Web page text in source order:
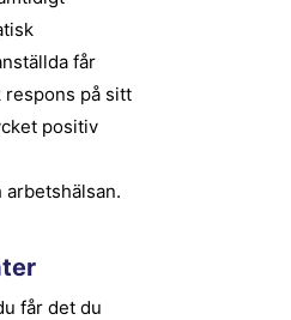
får
respons på sitt
positiv
får det du